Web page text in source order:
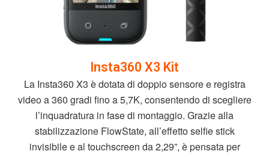
Insta360 X3 Kit
La Insta360 X3 è dotata di doppio sensore e registra
video a 360 gradi fino a 5,7K, consentendo di scegliere
l’inquadratura in fase di montaggio. Grazie alla
stabilizzazione FlowState, all’effetto selfie stick
invisibile e al touchscreen da 2,29”, è pensata per